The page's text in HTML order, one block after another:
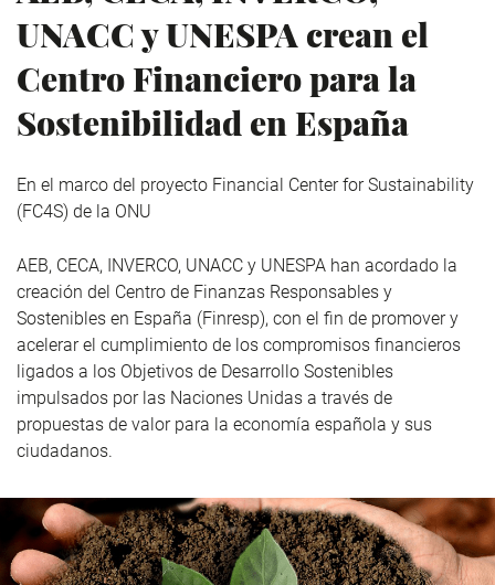
UNACC y UNESPA crean el
Centro Financiero para la
Sostenibilidad en España
En el marco del proyecto Financial Center for Sustainability
(FC4S) de la ONU
AEB, CECA, INVERCO, UNACC y UNESPA han acordado la
creación del Centro de Finanzas Responsables y
Sostenibles en España (Finresp), con el fin de promover y
acelerar el cumplimiento de los compromisos financieros
ligados a los Objetivos de Desarrollo Sostenibles
impulsados por las Naciones Unidas a través de
propuestas de valor para la economía española y sus
ciudadanos.